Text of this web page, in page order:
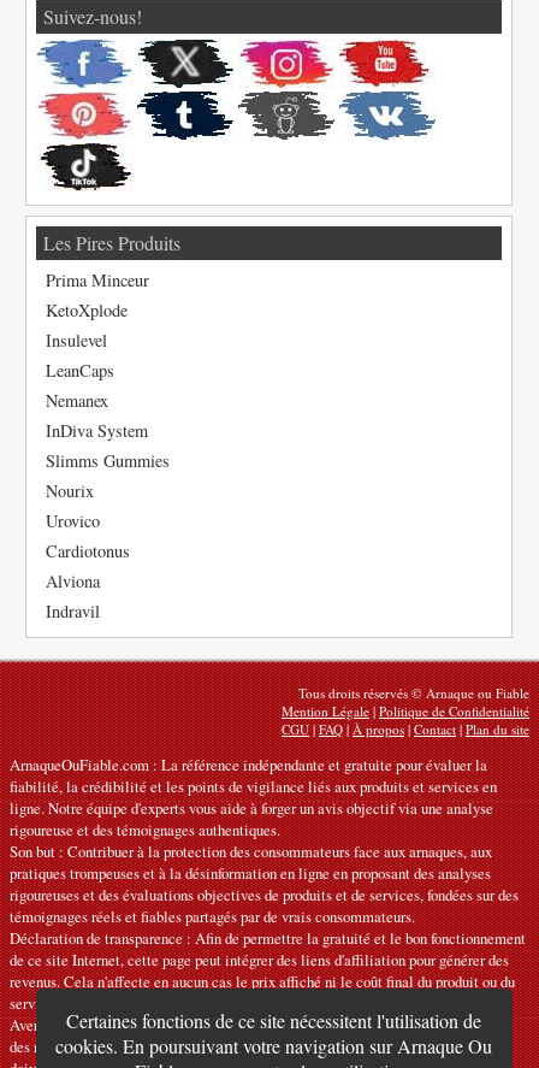
Certaines fonctions de ce site nécessitent l'utilisation de
cookies. En poursuivant votre navigation sur Arnaque Ou
Suivez-nous!
Les Pires Produits
Prima Minceur
KetoXplode
Insulevel
LeanCaps
Nemanex
InDiva System
Slimms Gummies
Nourix
Urovico
Cardiotonus
Alviona
Indravil
Tous droits réservés © Arnaque ou Fiable
Mention Légale|Politique de Confidentialité
CGU|FAQ|À propos|Contact|Plan du site
ArnaqueOuFiable.com : La référence indépendante et gratuite pour évaluer la
fiabilité, la crédibilité et les points de vigilance liés aux produits et services en
ligne. Notre équipe d'experts vous aide à forger un avis objectif via une analyse
rigoureuse et des témoignages authentiques.
Son but : Contribuer à la protection des consommateurs face aux arnaques, aux
pratiques trompeuses et à la désinformation en ligne en proposant des analyses
rigoureuses et des évaluations objectives de produits et de services, fondées sur des
témoignages réels et fiables partagés par de vrais consommateurs.
Déclaration de transparence : Afin de permettre la gratuité et le bon fonctionnement
de ce site Internet, cette page peut intégrer des liens d'affiliation pour générer des
revenus. Cela n'affecte en aucun cas le prix affiché ni le coût final du produit ou du
service.
Avertissements : Nos articles expriment des avis personnels et ne constituent pas
des recommandations officielles. Les informations fournies sont indicatives et